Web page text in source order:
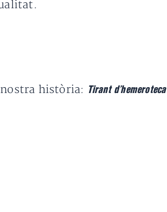
història:
Tirant d’hemeroteca